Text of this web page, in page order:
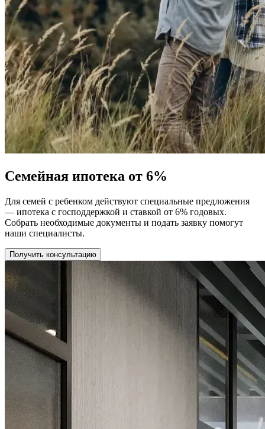
Семейная ипотека от 6%
Для семей с ребенком действуют специальные предложения
— ипотека с господдержкой и ставкой от 6% годовых.
Собрать необходимые документы и подать заявку помогут
наши специалисты.
Получить консультацию